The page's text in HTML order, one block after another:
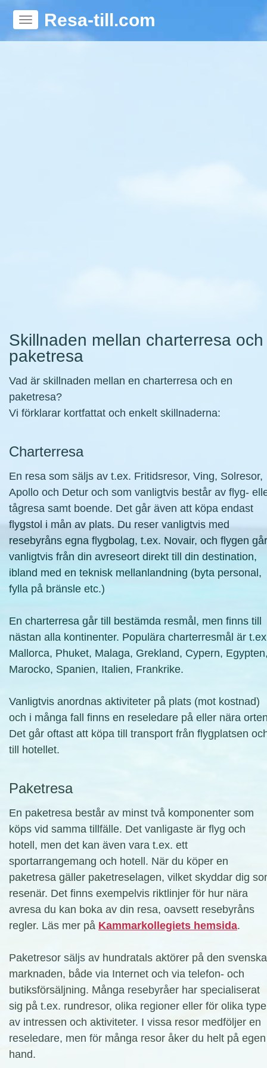
Resa-till.com
Skillnaden mellan charterresa och
paketresa
Vad är skillnaden mellan en charterresa och en
paketresa?
Vi förklarar kortfattat och enkelt skillnaderna:
Charterresa
En resa som säljs av t.ex. Fritidsresor, Ving, Solresor,
Apollo och Detur och som vanligtvis består av flyg-
tågresa samt boende. Det går även att köpa endast
flygstol i mån av plats. Du reser vanligtvis med
resebyråns egna flygbolag, t.ex. Novair, och flygen går
vanligtvis från din avreseort direkt till din destination,
ibland med en teknisk mellanlandning (byta personal,
fylla på bränsle etc.)
En charterresa går till bestämda resmål, men finns till
nästan alla kontinenter. Populära charterresmål är
Mallorca, Phuket, Malaga, Grekland, Cypern,
Marocko, Spanien, Italien, Frankrike.
Vanligtvis anordnas aktiviteter på plats (mot kostnad)
och i många fall finns en reseledare på eller nära
Det går oftast att köpa till transport från flygplatsen
till hotellet.
Paketresa
En paketresa består av minst två komponenter som
köps vid samma tillfälle. Det vanligaste är flyg och
hotell, men det kan även vara t.ex. ett
sportarrangemang och hotell. När du köper en
paketresa gäller paketreselagen, vilket skyddar dig
resenär. Det finns exempelvis riktlinjer för hur nära
avresa du kan boka av din resa, oavsett resebyråns
regler. Läs mer på Kammarkollegiets hemsida.
Paketresor säljs av hundratals aktörer på den svenska
marknaden, både via Internet och via telefon- och
butiksförsäljning. Många resebyråer har specialiserat
sig på t.ex. rundresor, olika regioner eller för olika
av intressen och aktiviteter. I vissa resor medföljer en
reseledare, men för många resor åker du helt på egen
hand.